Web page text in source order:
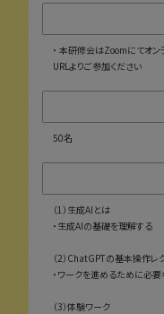
・ 本研修会はZoomにてオ
URLよりご参加ください
50名
（1）生成AIとは
・生成AIの基礎を理解する
（2）ChatGPTの基本操作レ
・ワークを進めるために必
（3）体験ワーク